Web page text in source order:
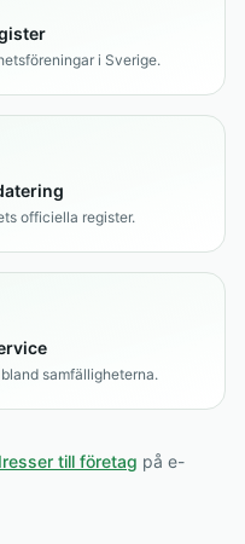
i Sverige.
officiella register.
samfälligheterna.
till företag på e-